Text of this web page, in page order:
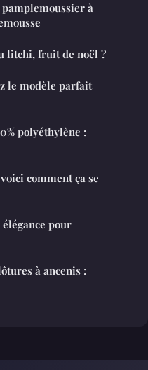
à
litchi, fruit de noël ?
le modèle parfait
polyéthylène :
comment ça se
pour
à ancenis :